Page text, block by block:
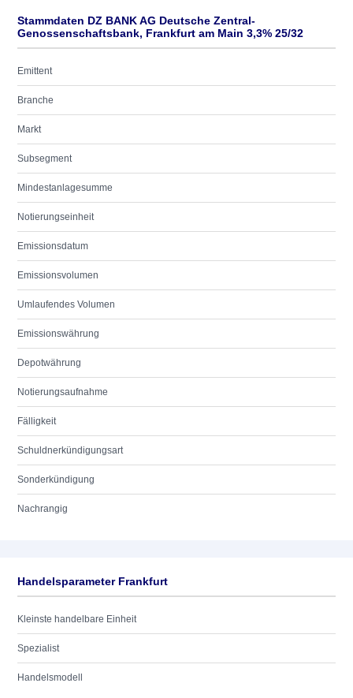
Stammdaten DZ BANK AG Deutsche Zentral-
Genossenschaftsbank, Frankfurt am Main 3,3% 25/32
Emittent
Branche
Markt
Subsegment
Mindestanlagesumme
Notierungseinheit
Emissionsdatum
Emissionsvolumen
Umlaufendes Volumen
Emissionswährung
Depotwährung
Notierungsaufnahme
Fälligkeit
Schuldnerkündigungsart
Sonderkündigung
Nachrangig
Handelsparameter Frankfurt
Kleinste handelbare Einheit
Spezialist
Handelsmodell